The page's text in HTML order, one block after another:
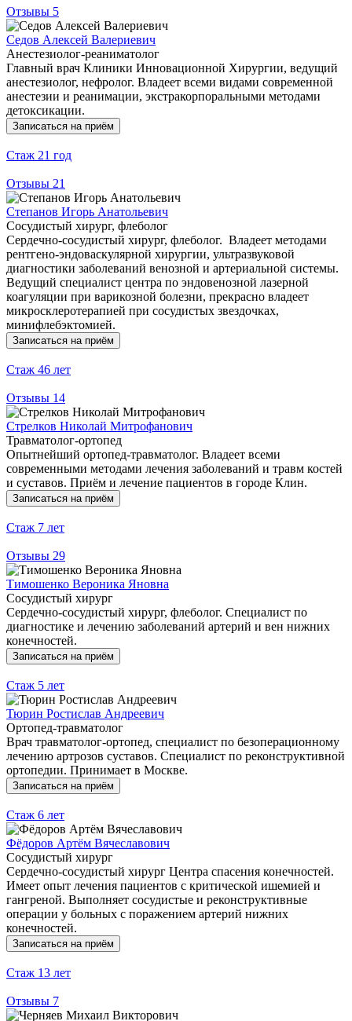
Отзывы 5
Седов Алексей Валериевич
Анестезиолог-реаниматолог
Главный врач Клиники Инновационной Хирургии, ведущий
анестезиолог, нефролог. Владеет всеми видами современной
анестезии и реанимации, экстракорпоральными методами
детоксикации.
Записаться на приём
Стаж 21 год
Отзывы 21
Степанов Игорь Анатольевич
Сосудистый хирург, флеболог
Сердечно-сосудистый хирург, флеболог. Владеет методами
рентгено-эндоваскулярной хирургии, ультразвуковой
диагностики заболеваний венозной и артериальной системы.
Ведущий специалист центра по эндовенозной лазерной
коагуляции при варикозной болезни, прекрасно владеет
микросклеротерапией при сосудистых звездочках,
минифлебэктомией.
Записаться на приём
Стаж 46 лет
Отзывы 14
Стрелков Николай Митрофанович
Травматолог-ортопед
Опытнейший ортопед-травматолог. Владеет всеми
современными методами лечения заболеваний и травм костей
и суставов. Приём и лечение пациентов в городе Клин.
Записаться на приём
Стаж 7 лет
Отзывы 29
Тимошенко Вероника Яновна
Сосудистый хирург
Сердечно-сосудистый хирург, флеболог. Специалист по
диагностике и лечению заболеваний артерий и вен нижних
конечностей.
Записаться на приём
Стаж 5 лет
Тюрин Ростислав Андреевич
Ортопед-травматолог
Врач травматолог-ортопед, специалист по безоперационному
лечению артрозов суставов. Специалист по реконструктивной
ортопедии. Принимает в Москве.
Записаться на приём
Стаж 6 лет
Фёдоров Артём Вячеславович
Сосудистый хирург
Сердечно-сосудистый хирург Центра спасения конечностей.
Имеет опыт лечения пациентов с критической ишемией и
гангреной. Выполняет сосудистые и реконструктивные
операции у больных с поражением артерий нижних
конечностей.
Записаться на приём
Стаж 13 лет
Отзывы 7